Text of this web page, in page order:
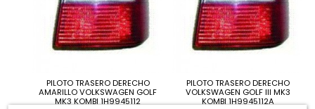
PILOTO TRASERO DERECHO
AMARILLO VOLKSWAGEN GOLF
MK3 KOMBI 1H9945112
PILOTO TRASERO DERECHO
VOLKSWAGEN GOLF III MK3
KOMBI 1H9945112A